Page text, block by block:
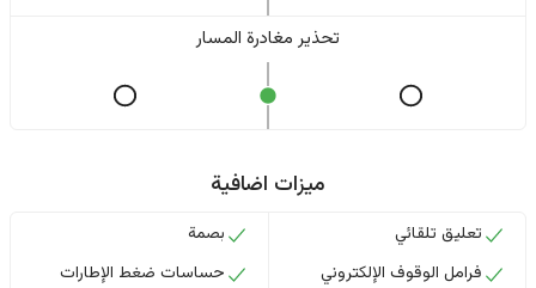
تحذير مغادرة المسار
ميزات اضافية
تعليق تلقائي
فرامل الوقوف الإلكتروني
بصمة
حساسات ضغط الإطارات